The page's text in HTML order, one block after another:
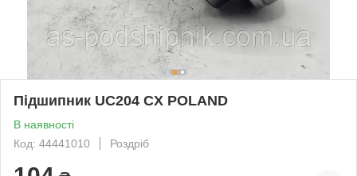
Підшипник UC204 CX POLAND
В наявності
Код: 44441010
Роздріб